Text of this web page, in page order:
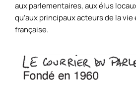
aux parlementaires, aux élus
qu’aux principaux acteurs de la
française.